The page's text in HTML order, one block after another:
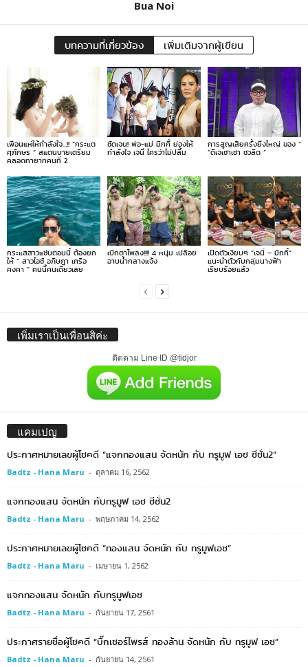
Bua Noi
บทความที่เกี่ยวข้อง เพิ่มเติมจากผู้เขียน
เพื่อนแห่ให้กำลังใจ…!! “กระแต
ศุภักษร ” สแตนบายเตรียม
คลอดทายาทคนที่ 2
ชัดเจน! พ่อ-แม่ มิกกี้ ย่องให้
กำลังใจ เจนี่ ใครว่าไม่ปลื้ม
การสูญเสียครั้งยิ่งใหญ่ ของ ”
“ดีเจเชาเชา ชวลิต ”
กระแสสาวแซ่บตอนนี้ ต้องยก
ให้ ” สาวไอซ์ อภิษฎา เครือ
คงคา ” คนนี้คนเดียวเลย
เบิกตาโพลง!!!! 4 หนุ่ม เปลือย
อาบน้ำกลางแจ้ง
เปิดตัวเงียบๆ “เจนี่ – มิกกี้”
แนะนำตัวกับกลุ่มนางฟ้า
เรียบร้อยแล้ว
เพิ่มเราเป็นเพื่อนสิค่ะ
ติดตาม Line ID @tidjor
แคมเปญ
ประกาศหมายเลขผู้โชคดี “แจกทองแสน จัดหนัก กับ ทรูมูฟ เอช ซีซั่น2”
Badtz - Hana Maru - ตุลาคม 16, 2562
แจกทองแสน จัดหนัก กับทรูมูฟ เอช ซีซั่น2
Badtz - Hana Maru - พฤษภาคม 14, 2562
ประกาศหมายเลขผู้โชคดี “ทองแสน จัดหนัก กับ ทรูมูฟเอช”
Badtz - Hana Maru - เมษายน 1, 2562
แจกทองแสน จัดหนัก กับทรูมูฟเอช
Badtz - Hana Maru - กันยายน 17, 2561
ประกาศรายชื่อผู้โชคดี “บิ๊กเซอร์ไพรส์ ทองล้าน จัดหนัก กับ ทรูมูฟ เอช”
Badtz - Hana Maru - กันยายน 14, 2561